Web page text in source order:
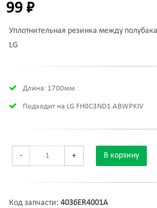
99 ₽
Уплотнительная резинка между
LG
Длина: 1700мм
Подходит на LG FH0C3ND1.ABWPKIV
- + В корзину
Код запчасти: 4036ER4001A